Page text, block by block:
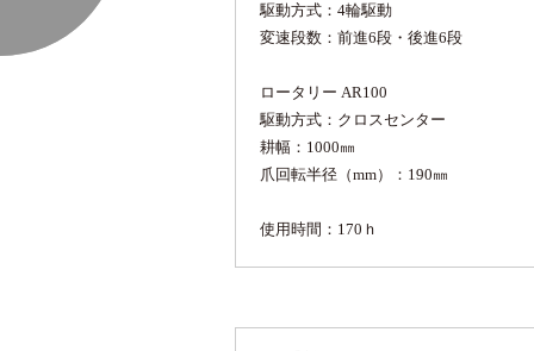
駆動方式：4輪駆動
変速段数：前進6段・後進6段
ロータリー AR100
駆動方式：クロスセンター
耕幅：1000㎜
爪回転半径（mm）：190㎜
使用時間：170ｈ